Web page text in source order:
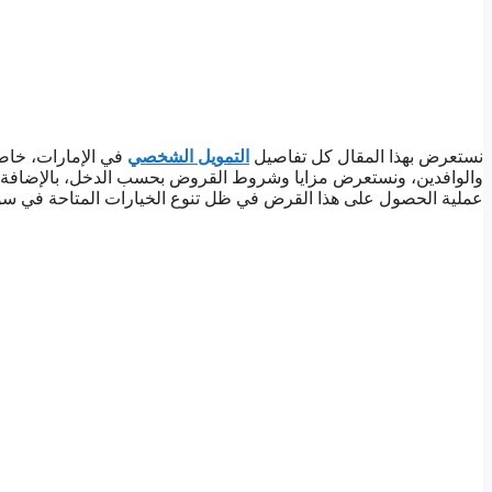
نستعرض بهذا المقال كل تفاصيل التمويل الشخصي
والوافدين، ونستعرض مزايا وشروط القروض بحسب الدخل،
عملية الحصول على هذا القرض في ظل تنوع الخيارات المتاحة في